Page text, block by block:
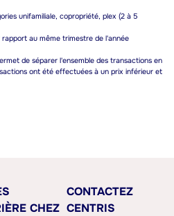
unifamiliale, copropriété, plex (2 à 5
au même trimestre de l'année
de séparer l'ensemble des transactions en
ont été effectuées à un prix inférieur et
CHEZ
CONTACTEZ
CENTRIS